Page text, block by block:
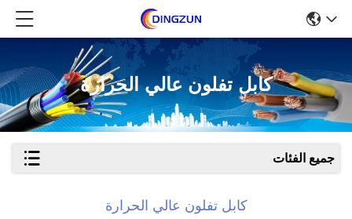
كابل تفلون عالي الحرارة
جميع الفئات
كابل تفلون عالي الحرارة